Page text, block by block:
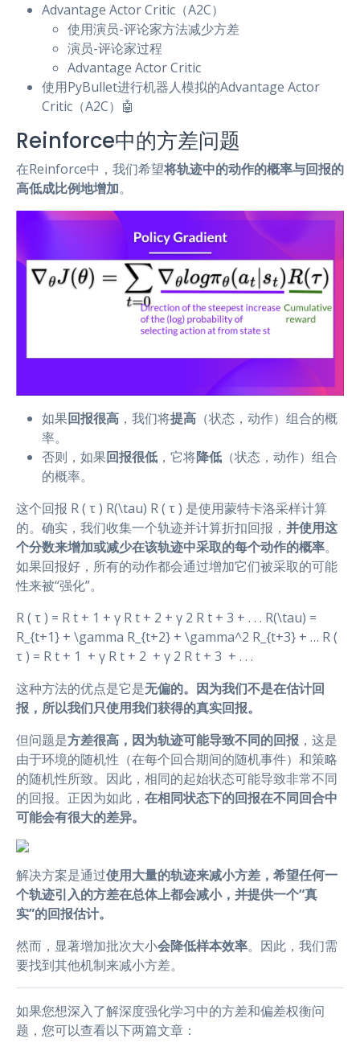
Advantage Actor Critic（A2C）
使用演员-评论家方法减少方差
演员-评论家过程
Advantage Actor Critic
使用PyBullet进行机器人模拟的Advantage Actor
Critic（A2C）🤖
Reinforce中的方差问题
在Reinforce中，我们希望将轨迹中的动作的概率与回报的
高低成比例地增加。
如果回报很高 ，我们将提高 （状态，动作）组合的概
率。
否则，如果回报很低 ，它将降低 （状态，动作）组合
的概率。
这个回报 R ( τ ) R(\tau) R ( τ ) 是使用蒙特卡洛采样计算
的。确实，我们收集一个轨迹并计算折扣回报， 并使用这
个分数来增加或减少在该轨迹中采取的每个动作的概率。
如果回报好，所有的动作都会通过增加它们被采取的可能
性来被“强化”。
R ( τ ) = R t + 1 + γ R t + 2 + γ 2 R t + 3 + . . . R(\tau) =
R_{t+1} + \gamma R_{t+2} + \gamma^2 R_{t+3} + … R (
τ ) = R t + 1 ​ + γ R t + 2 ​ + γ 2 R t + 3 ​ + . . .
这种方法的优点是它是无偏的。因为我们不是在估计回
报，所以我们只使用我们获得的真实回报。
但问题是方差很高，因为轨迹可能导致不同的回报 ，这是
由于环境的随机性（在每个回合期间的随机事件）和策略
的随机性所致。因此，相同的起始状态可能导致非常不同
的回报。正因为如此， 在相同状态下的回报在不同回合中
可能会有很大的差异。
解决方案是通过使用大量的轨迹来减小方差，希望任何一
个轨迹引入的方差在总体上都会减小，并提供一个“真
实”的回报估计。
然而，显著增加批次大小会降低样本效率。因此，我们需
要找到其他机制来减小方差。
如果您想深入了解深度强化学习中的方差和偏差权衡问
题，您可以查看以下两篇文章：